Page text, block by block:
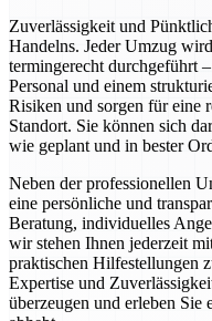
Zuverlässigkeit und
Handelns. Jeder Umzug
termingerecht durchgeführt
Personal und einem
Risiken und sorgen für eine
Standort. Sie können sich
wie geplant und in bester
Neben der professionellen
eine persönliche und
Beratung, individuelles
wir stehen Ihnen jederzeit
praktischen Hilfestellungen
Expertise und
überzeugen und erleben Sie